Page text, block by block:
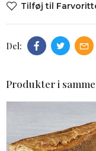
Tilføj til
Produkter i